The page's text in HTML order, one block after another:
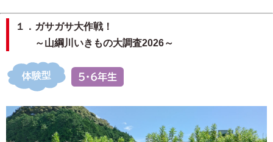
１．ガサガサ大作戦！
～山綱川いきもの大調査2026～